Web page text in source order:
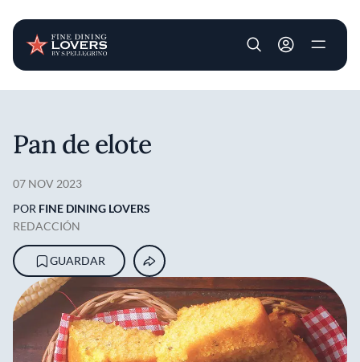
User account
Pan de elote
07 NOV 2023
POR FINE DINING LOVERS
REDACCIÓN
GUARDAR